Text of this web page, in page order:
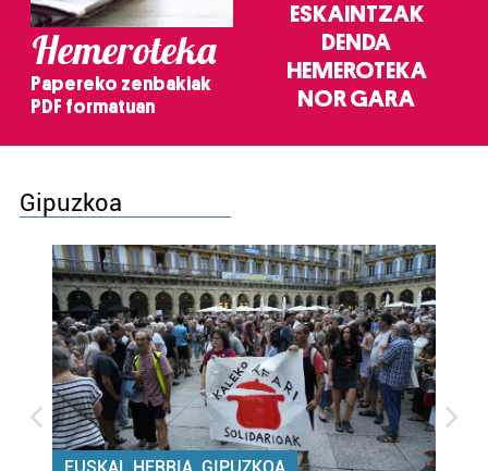
Hemeroteka
Papereko zenbakiak
PDF formatuan
ESKAINTZAK
DENDA
HEMEROTEKA
NOR GARA
Gipuzkoa